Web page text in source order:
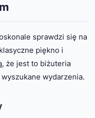
sprawdzi się na
piękno i
że jest to biżuteria
wydarzenia.